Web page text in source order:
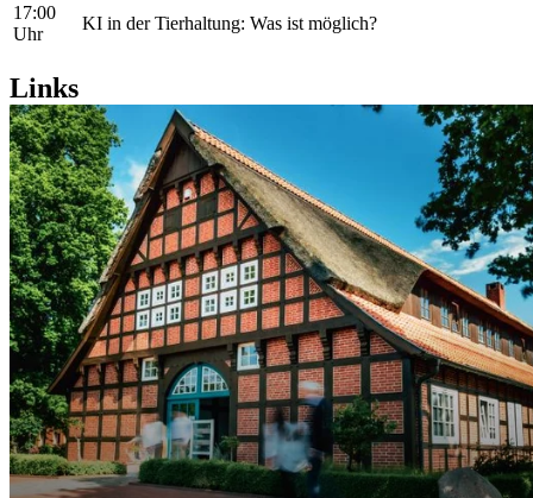
17:00
Uhr
KI in der Tierhaltung: Was ist möglich?
Links